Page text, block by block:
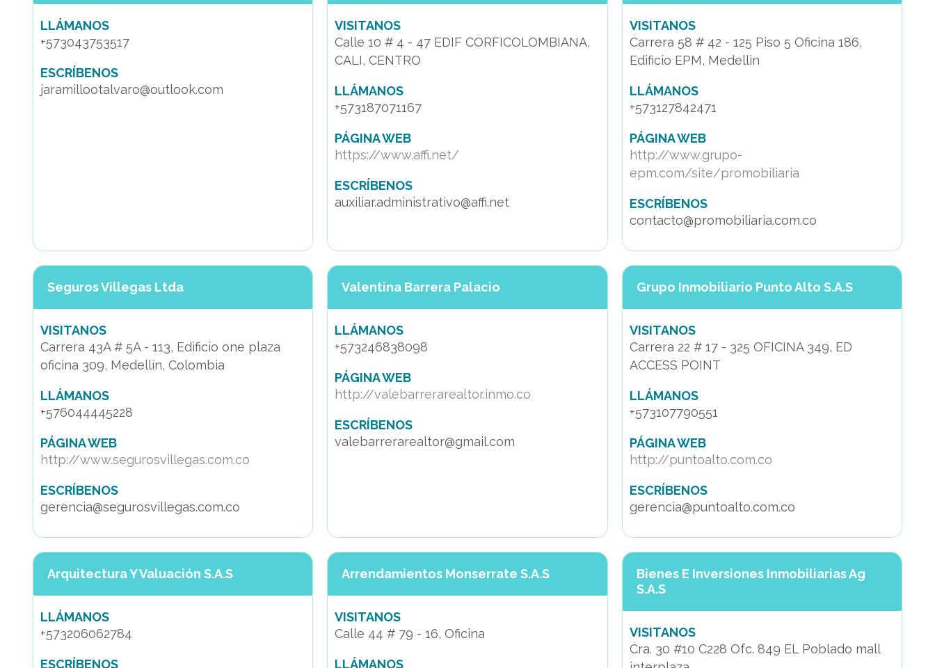
LLÁMANOS
+573043753517
ESCRÍBENOS
jaramillootalvaro@outlook.com
VISITANOS
Calle 10 # 4 - 47 EDIF CORFICOLOMBIANA,
CALI, CENTRO
LLÁMANOS
+573187071167
PÁGINA WEB
https://www.affi.net/
ESCRÍBENOS
auxiliar.administrativo@affi.net
VISITANOS
Carrera 58 # 42 - 125 Piso 5 Oficina 186,
Edificio EPM, Medellin
LLÁMANOS
+573127842471
PÁGINA WEB
http://www.grupo-
epm.com/site/promobiliaria
ESCRÍBENOS
contacto@promobiliaria.com.co
Seguros Villegas Ltda
VISITANOS
Carrera 43A # 5A - 113, Edificio one plaza
oficina 309, Medellín, Colombia
LLÁMANOS
+576044445228
PÁGINA WEB
http://www.segurosvillegas.com.co
ESCRÍBENOS
gerencia@segurosvillegas.com.co
Valentina Barrera Palacio
LLÁMANOS
+573246838098
PÁGINA WEB
http://valebarrerarealtor.inmo.co
ESCRÍBENOS
valebarrerarealtor@gmail.com
Grupo Inmobiliario Punto Alto S.A.S
VISITANOS
Carrera 22 # 17 - 325 OFICINA 349, ED
ACCESS POINT
LLÁMANOS
+573107790551
PÁGINA WEB
http://puntoalto.com.co
ESCRÍBENOS
gerencia@puntoalto.com.co
Arquitectura Y Valuación S.A.S
LLÁMANOS
+573206062784
ESCRÍBENOS
Arrendamientos Monserrate S.A.S
VISITANOS
Calle 44 # 79 - 16, Oficina
LLÁMANOS
Bienes E Inversiones Inmobiliarias Ag
S.A.S
VISITANOS
Cra. 30 #10 C228 Ofc. 849 EL Poblado mall